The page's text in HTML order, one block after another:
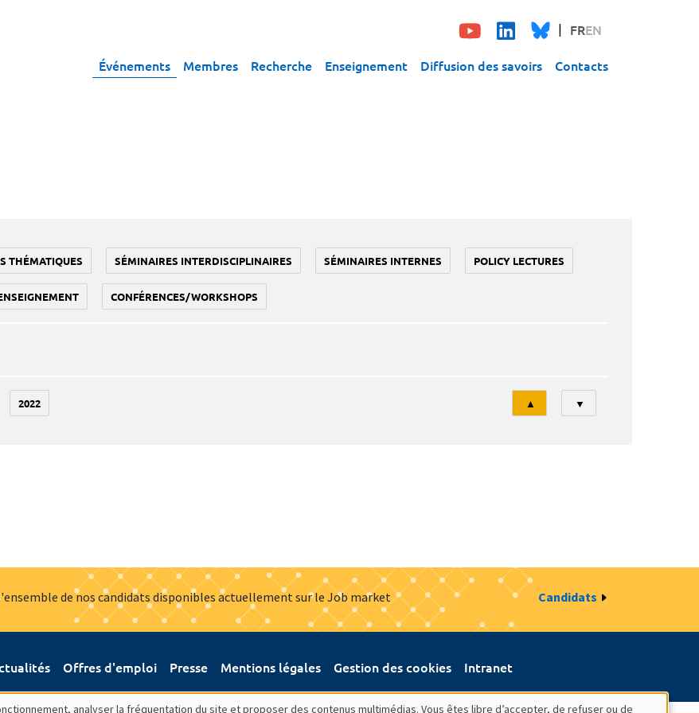
FREN
Événements Membres Recherche Enseignement Diffusion des savoirs Contacts
THÉMATIQUES SÉMINAIRES INTERDISCIPLINAIRES SÉMINAIRES INTERNES POLICY LECTURES
CONFÉRENCES/WORKSHOPS
2022
Tri
▲ ▼
de nos candidats disponibles actuellement sur le Job market Candidats
Offres d'emploi Presse Mentions légales Gestion des cookies Intranet
analyser la fréquentation du site et proposer des contenus multimédias. Vous êtes libre d’accepter, de refuser ou de